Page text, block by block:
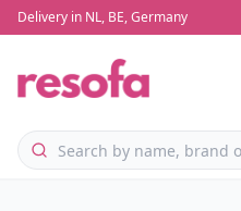
Delivery in NL, BE, Germany